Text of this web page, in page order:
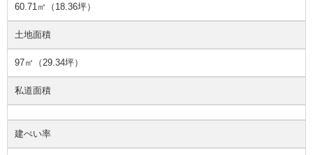
60.71㎡（18.36坪）
土地面積
97㎡（29.34坪）
私道面積
建ぺい率